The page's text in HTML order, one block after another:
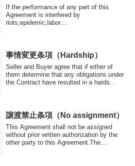
If the performance of any part of this
Agreement is interfered by
riots,epidemic,labor
事情変更条項（Hardship）
Seller and Buyer agree that if either of
them determine that any obligations under
the Contract have resulted in a hards...
譲渡禁止条項（No assignment）
This Agreement shall not be assigned
without prior written authorization by the
other party to this Agreement.The